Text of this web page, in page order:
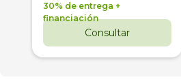
30% de entrega +
financiación
Consultar